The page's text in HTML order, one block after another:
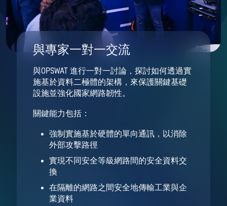
與專家一對一交流
與OPSWAT 進行一對一討論，探討如何透過實
施基於資料二極體的架構，來保護關鍵基礎
設施並強化國家網路韌性。
關鍵能力包括：
強制實施基於硬體的單向通訊，以消除
外部攻擊路徑
實現不同安全等級網路間的安全資料交
換
在隔離的網路之間安全地傳輸工業與企
業資料